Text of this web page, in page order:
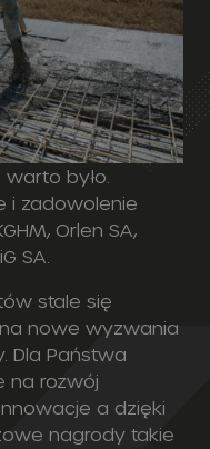
było.
i zadowolenie
Orlen SA,
SA.
stale się
nowe wyzwania
Dla Państwa
na rozwój
a dzięki
nagrody takie